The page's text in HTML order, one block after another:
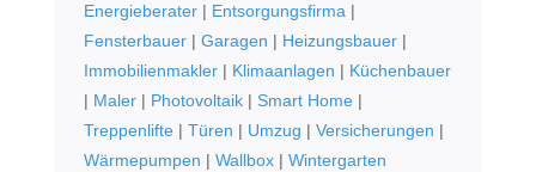
Energieberater| Entsorgungsfirma |
Fensterbauer| Garagen | Heizungsbauer|
Immobilienmakler| Klimaanlagen | Küchenbauer
| Maler| Photovoltaik| Smart Home|
Treppenlifte| Türen | Umzug | Versicherungen |
Wärmepumpen | Wallbox| Wintergarten